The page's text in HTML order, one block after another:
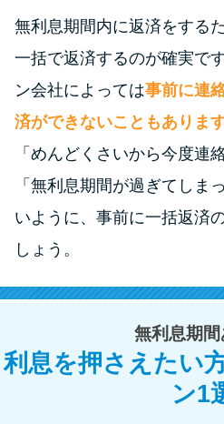
安や審査に
ブラックで
は？3つの
アコムはブ
る？ 自分
方法
の？ カー
プロミスの
説！ もっ
無利息期間内に返済をする
一括で返済するのが確実で
ン会社によっては事前に連
済ができないこともあります
「めんどくさいから今度
「無利息期間が過ぎてし
いように、事前に一括返済
しょう。
無利息期間
利息を押さえたい
ン1